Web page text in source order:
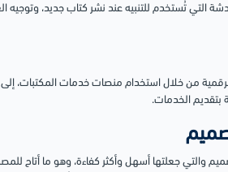
التي تُستخدم للتنبيه عند نشر كتاب جديد، وتوجيه
من خلال استخدام منصات خدمات المكتبات،
بتقديم الخدمات.
والتي جعلتها أسهل وأكثر كفاءة، وهو ما أتاح